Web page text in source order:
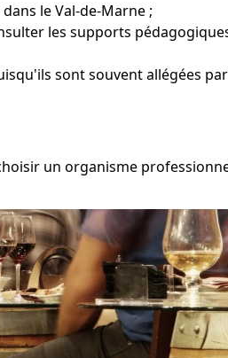
le Val-de-Marne ;
les supports
sont souvent allégées
un organisme